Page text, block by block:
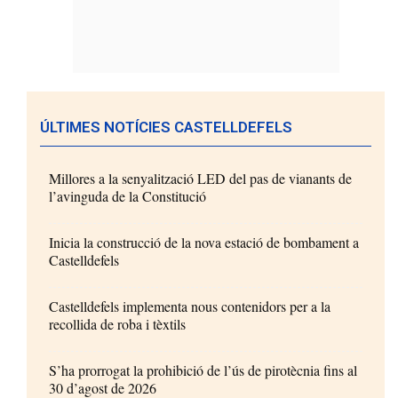
ÚLTIMES NOTÍCIES CASTELLDEFELS
Millores a la senyalització LED del pas de vianants de
l’avinguda de la Constitució
Inicia la construcció de la nova estació de bombament a
Castelldefels
Castelldefels implementa nous contenidors per a la
recollida de roba i tèxtils
S’ha prorrogat la prohibició de l’ús de pirotècnia fins al
30 d’agost de 2026